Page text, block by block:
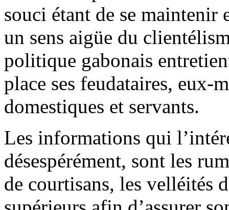
souci étant de se maintenir
un sens aigüe du
politique gabonais
place ses feudataires, eux-
domestiques et servants.
Les informations qui
désespérément, sont les
de courtisans, les velléités